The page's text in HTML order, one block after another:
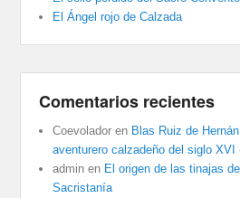
El Ángel rojo de Calzada
Comentarios recientes
Coevolador en Blas Ruiz de
aventurero calzadeño del siglo XVI
admin en El origen de las tinajas
Sacristanía